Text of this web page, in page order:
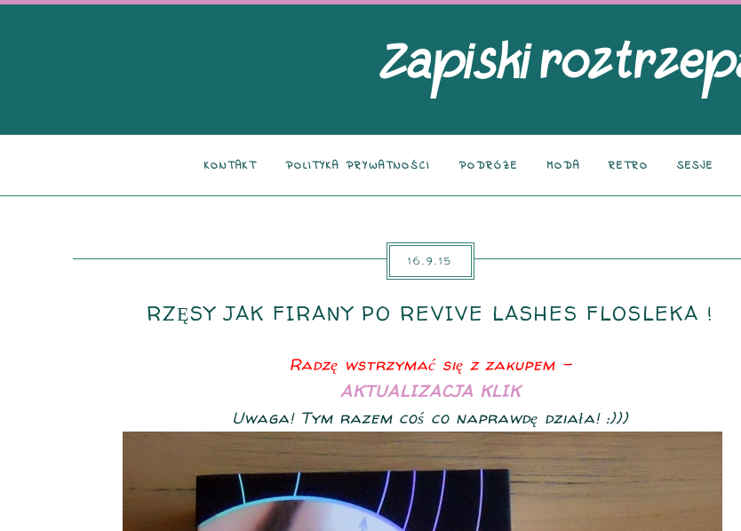
KONTAKT POLITYKA PRYWATNOŚCI PODRÓŻE MODA RETRO SESJE
16.9.15
RZĘSY JAK FIRANY PO REVIVE LASHES FLOSLEKA !
Radzę wstrzymać się z zakupem -
AKTUALIZACJA KLIK
Uwaga! Tym razem coś co naprawdę działa! :)))